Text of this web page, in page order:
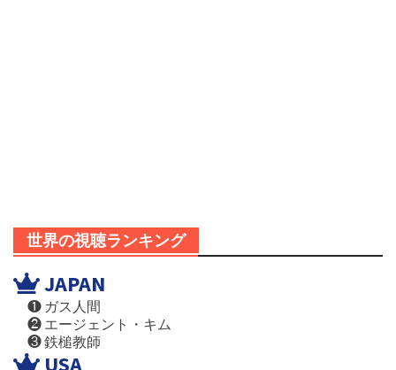
世界の視聴ランキング
JAPAN
❶ ガス人間
❷ エージェント・キム
❸ 鉄槌教師
USA